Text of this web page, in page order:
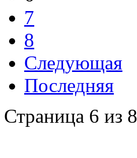
7
8
Следующая
Последняя
Страница 6 из 8